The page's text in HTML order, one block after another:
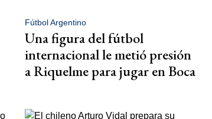
Fútbol Argentino
Una figura del fútbol
internacional le metió presión
a Riquelme para jugar en Boca